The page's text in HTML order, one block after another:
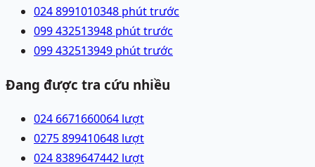
024 8991010348 phút trước
099 432513948 phút trước
099 432513949 phút trước
Đang được tra cứu nhiều
024 6671660064 lượt
0275 899410648 lượt
024 8389647442 lượt